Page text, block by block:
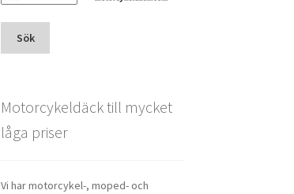
Sök
Motorcykeldäck till mycket
låga priser
Vi har motorcykel-, moped- och